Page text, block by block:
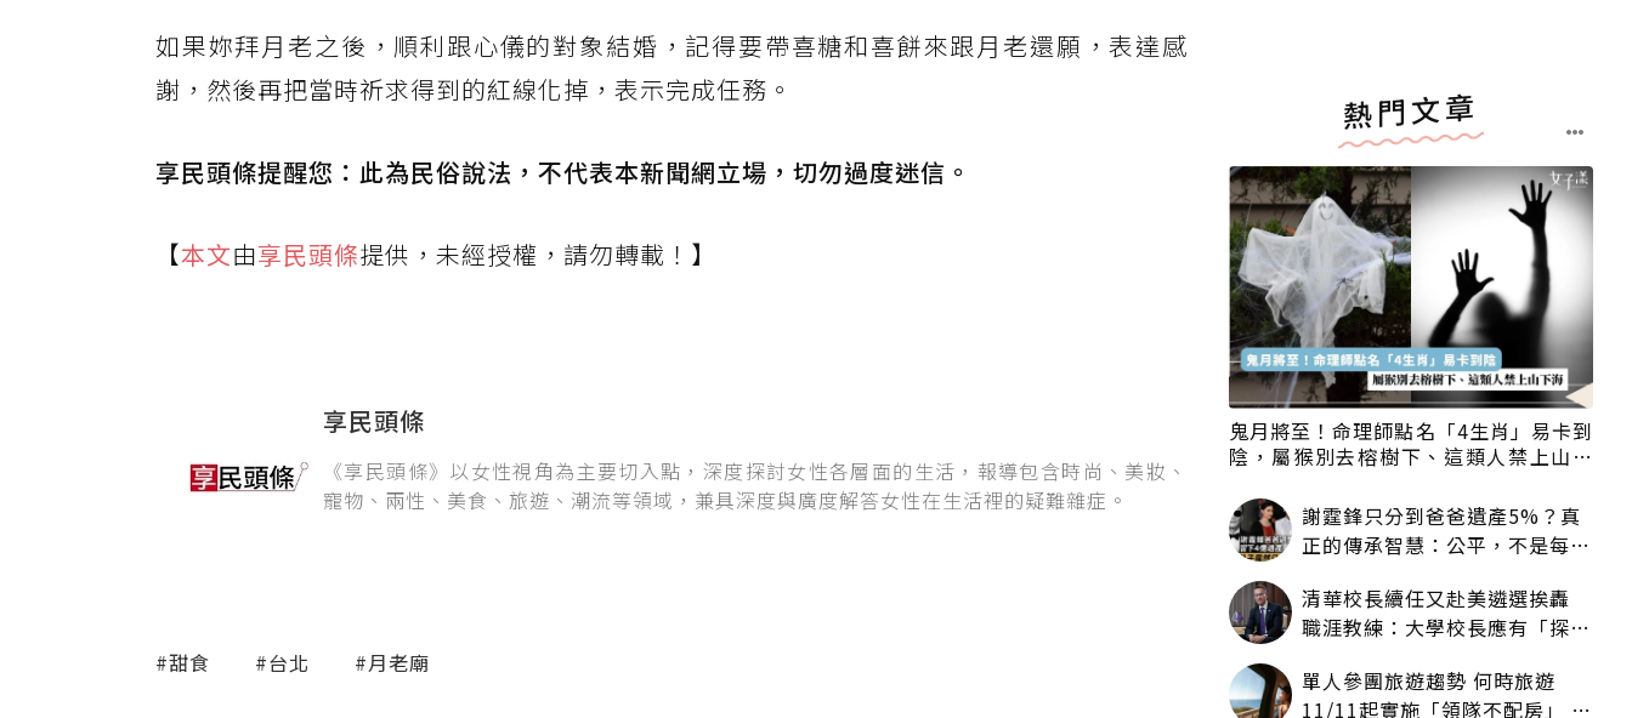
如果妳拜月老之後，順利跟心儀的對象結婚，記得要帶喜糖和喜餅來跟月老還願，表達感
謝，然後再把當時祈求得到的紅線化掉，表示完成任務。
享民頭條提醒您：此為民俗說法，不代表本新聞網立場，切勿過度迷信。
【本文由享民頭條提供，未經授權，請勿轉載！】
享民頭條
《享民頭條》以女性視角為主要切入點，深度探討女性各層面的生活，報導包含時尚、美妝、
寵物、兩性、美食、旅遊、潮流等領域，兼具深度與廣度解答女性在生活裡的疑難雜症。
#甜食 #台北 #月老廟
熱門文章
鬼月將至！命理師點名「4生肖」易卡到
陰，屬猴別去榕樹下、這類人禁上山下
謝霆鋒只分到爸爸遺產5%？真
正的傳承智慧：公平，不是每個
清華校長續任又赴美遴選挨轟
職涯教練：大學校長應有「探
單人參團旅遊趨勢 何時旅遊
11/11起實施「領隊不配房」 落